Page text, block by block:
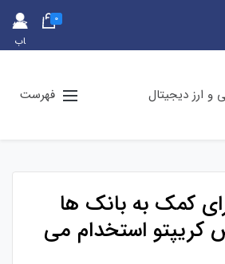
حس
اب
0
و ارز دیجیتال فهرست
کمک به بانک ها
کریپتو استخدام می